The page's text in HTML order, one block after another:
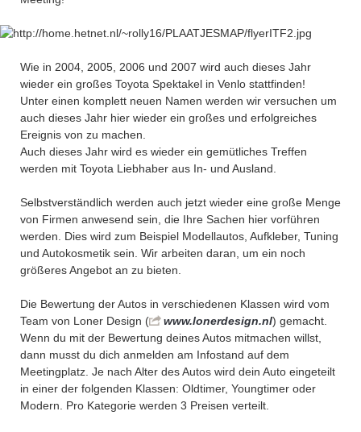
Wie in 2004, 2005, 2006 und 2007 wird auch dieses Jahr
wieder ein großes Toyota Spektakel in Venlo stattfinden!
Unter einen komplett neuen Namen werden wir versuchen um
auch dieses Jahr hier wieder ein großes und erfolgreiches
Ereignis von zu machen.
Auch dieses Jahr wird es wieder ein gemütliches Treffen
werden mit Toyota Liebhaber aus In- und Ausland.
Selbstverständlich werden auch jetzt wieder eine große Menge
von Firmen anwesend sein, die Ihre Sachen hier vorführen
werden. Dies wird zum Beispiel Modellautos, Aufkleber, Tuning
und Autokosmetik sein. Wir arbeiten daran, um ein noch
größeres Angebot an zu bieten.
Die Bewertung der Autos in verschiedenen Klassen wird vom
Team von Loner Design (
www.lonerdesign.nl) gemacht.
Wenn du mit der Bewertung deines Autos mitmachen willst,
dann musst du dich anmelden am Infostand auf dem
Meetingplatz. Je nach Alter des Autos wird dein Auto eingeteilt
in einer der folgenden Klassen: Oldtimer, Youngtimer oder
Modern. Pro Kategorie werden 3 Preisen verteilt.